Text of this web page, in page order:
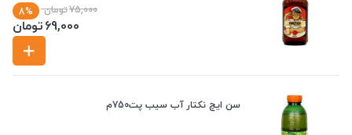
75,000تومان 8%
69,000تومان
سن ایچ نکتار آب سیب پت750م